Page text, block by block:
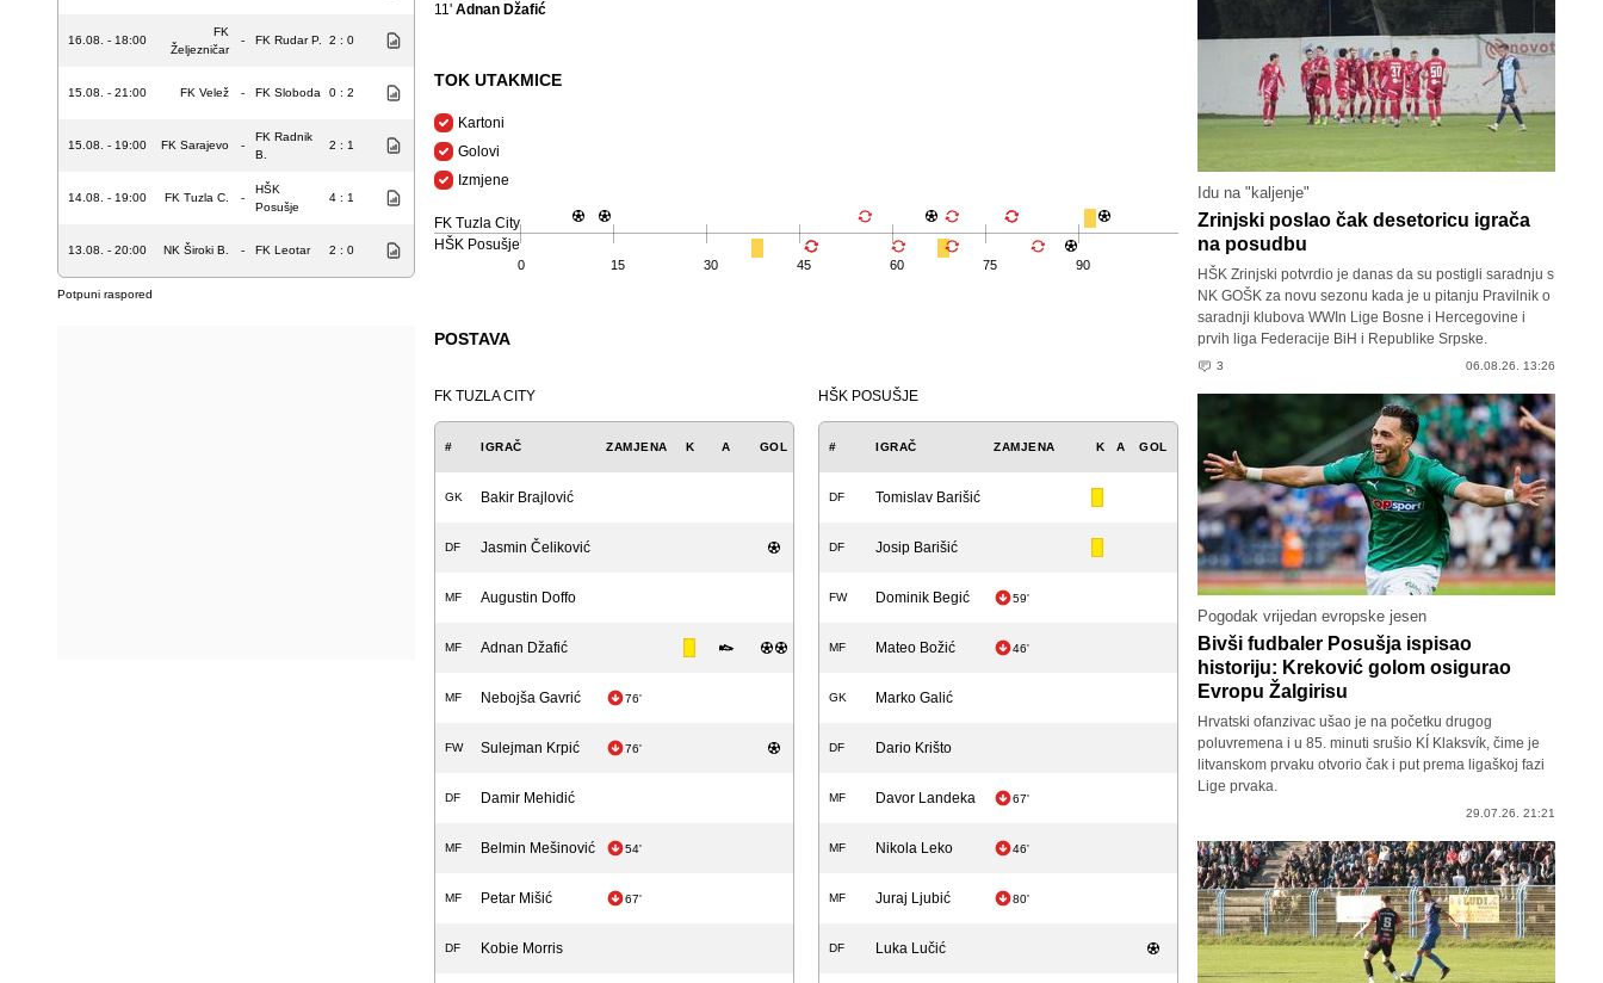
16.08. - 18:00
FK
Željezničar
- FK Rudar P. 2 : 0
15.08. - 21:00 FK Velež - FK Sloboda 0 : 2
15.08. - 19:00 FK Sarajevo -
FK Radnik
B.
2 : 1
14.08. - 19:00 FK Tuzla C. -
HŠK
Posušje
4 : 1
13.08. - 20:00 NK Široki B. - FK Leotar 2 : 0
Potpuni raspored
11' Adnan Džafić
TOK UTAKMICE
Kartoni
Golovi
Izmjene
FK Tuzla City
HŠK Posušje
0 15 30 45 60 75 90
POSTAVA
FK TUZLA CITY
# IGRAČ ZAMJENA K A GOL
GK Bakir Brajlović
DF Jasmin Čeliković
MF Augustin Doffo
MF Adnan Džafić
MF Nebojša Gavrić 76'
FW Sulejman Krpić 76'
DF Damir Mehidić
MF Belmin Mešinović 54'
MF Petar Mišić 67'
DF Kobie Morris
HŠK POSUŠJE
# IGRAČ ZAMJENA K A GOL
DF Tomislav Barišić
DF Josip Barišić
FW Dominik Begić 59'
MF Mateo Božić 46'
GK Marko Galić
DF Dario Krišto
MF Davor Landeka 67'
MF Nikola Leko 46'
MF Juraj Ljubić 80'
DF Luka Lučić
Idu na "kaljenje"
Zrinjski poslao čak desetoricu igrača
na posudbu
HŠK Zrinjski potvrdio je danas da su postigli saradnju s
NK GOŠK za novu sezonu kada je u pitanju Pravilnik o
saradnji klubova WWIn Lige Bosne i Hercegovine i
prvih liga Federacije BiH i Republike Srpske.
3 06.08.26. 13:26
Pogodak vrijedan evropske jesen
Bivši fudbaler Posušja ispisao
historiju: Kreković golom osigurao
Evropu Žalgirisu
Hrvatski ofanzivac ušao je na početku drugog
poluvremena i u 85. minuti srušio KÍ Klaksvík, čime je
litvanskom prvaku otvorio čak i put prema ligaškoj fazi
Lige prvaka.
29.07.26. 21:21